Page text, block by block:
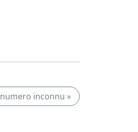
numero inconnu »